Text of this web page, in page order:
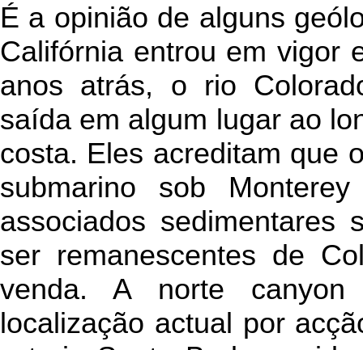
É a opinião de alguns
Califórnia entrou em vigor
anos atrás, o rio
saída em algum lugar ao
costa. Eles acreditam que
submarino sob
associados sedimentares
ser remanescentes de
venda. A norte
localização actual por